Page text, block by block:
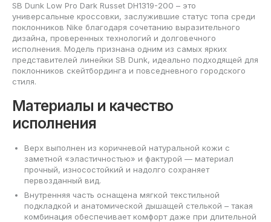
SB Dunk Low Pro Dark Russet DH1319-200 – это
универсальные кроссовки, заслужившие статус топа среди
поклонников Nike благодаря сочетанию выразительного
дизайна, проверенных технологий и долговечного
исполнения. Модель признана одним из самых ярких
представителей линейки SB Dunk, идеально подходящей для
поклонников скейтбординга и повседневного городского
стиля.
Материалы и качество
исполнения
Верх выполнен из коричневой натуральной кожи с
заметной «эластичностью» и фактурой — материал
прочный, износостойкий и надолго сохраняет
первозданный вид.
Внутренняя часть оснащена мягкой текстильной
подкладкой и анатомической дышащей стелькой – такая
комбинация обеспечивает комфорт даже при длительной